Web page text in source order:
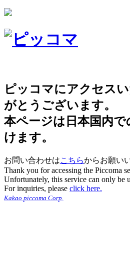
ピッコマにアクセス
がとうございます。
本ページは日本国内
けます。
お問い合わせはこちらからお願い
Thank you for accessing the Piccoma
Unfortunately, this service can only be
For inquiries, please click here.
Kakao piccoma Corp.